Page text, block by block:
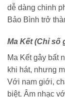
dễ dàng chinh
Bảo Bình trở
Ma Kết (Chỉ số
Ma Kết gây bất
khi hát, nhưng
Với nam giới,
biệt. Âm nhạc